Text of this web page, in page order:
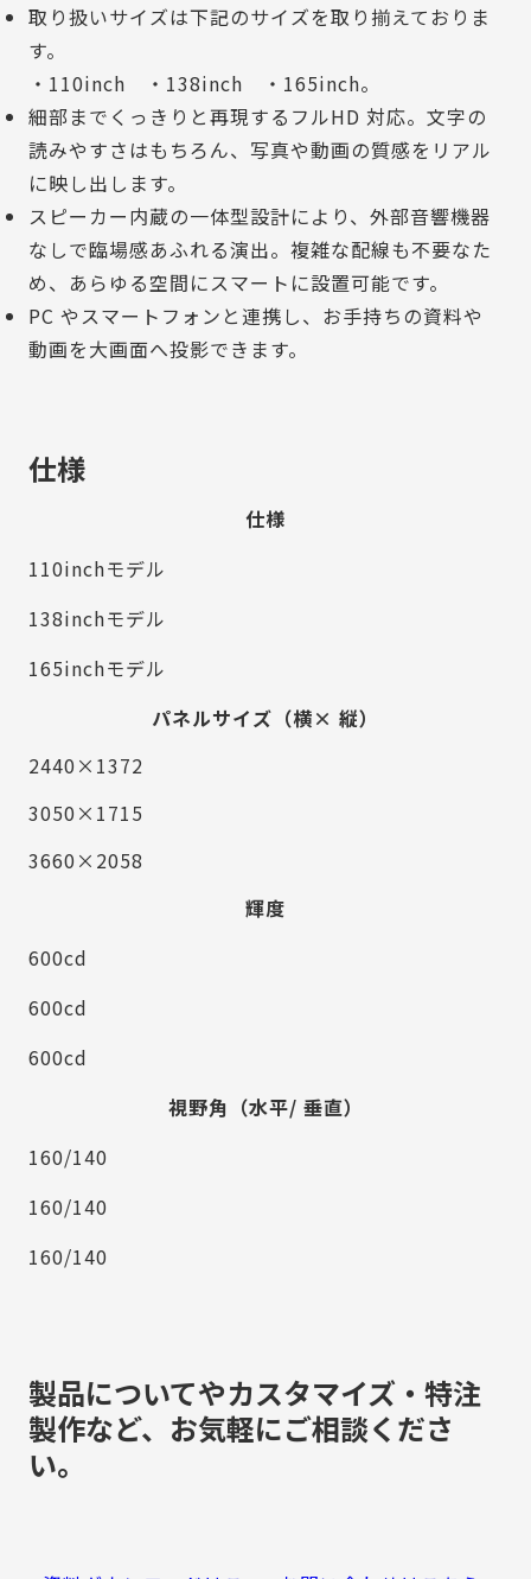
取り扱いサイズは下記のサイズを取り揃えておりま
す。
・110inch ・138inch ・165inch。
細部までくっきりと再現するフルHD 対応。文字の
読みやすさはもちろん、写真や動画の質感をリアル
に映し出します。
スピーカー内蔵の一体型設計により、外部音響機器
なしで臨場感あふれる演出。複雑な配線も不要なた
め、あらゆる空間にスマートに設置可能です。
PC やスマートフォンと連携し、お手持ちの資料や
動画を大画面へ投影できます。
仕様
仕様
110inchモデル
138inchモデル
165inchモデル
パネルサイズ（横× 縦）
2440×1372
3050×1715
3660×2058
輝度
600cd
600cd
600cd
視野角（水平/ 垂直）
160/140
160/140
160/140
製品についてやカスタマイズ・特注
製作など、お気軽にご相談くださ
い。